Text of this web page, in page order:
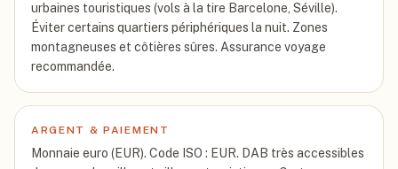
urbaines touristiques (vols à la tire Barcelone, Séville).
Éviter certains quartiers périphériques la nuit. Zones
montagneuses et côtières sûres. Assurance voyage
recommandée.
ARGENT & PAIEMENT
Monnaie euro (EUR). Code ISO : EUR. DAB très accessibles